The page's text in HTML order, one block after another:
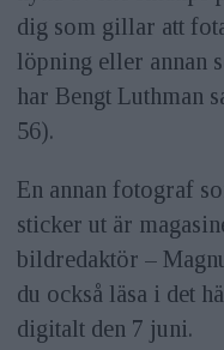
dig som gillar att
löpning eller annan
har Bengt Luthman
56).
En annan fotograf
sticker ut är
bildredaktör –
du också läsa i det
digitalt den 7 juni.